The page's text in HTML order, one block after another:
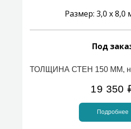
Размер: 3,0 х 8,0
Под
19 350
Подробнее